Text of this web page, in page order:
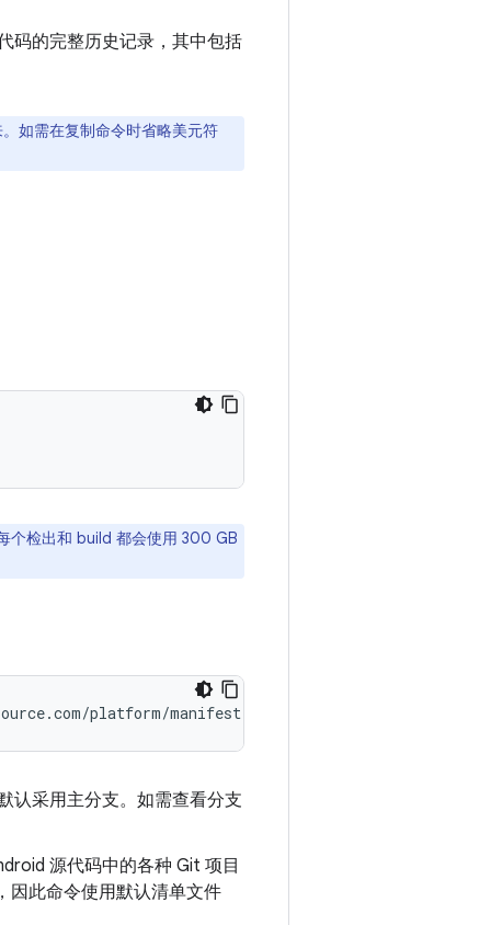
码的完整历史记录，其中包括
如需在复制命令时省略美元符
个检出和 build 都会使用 300 GB
platform/manifest
认采用主分支。如需查看分支
源代码中的各种 Git 项目
因此命令使用默认清单文件